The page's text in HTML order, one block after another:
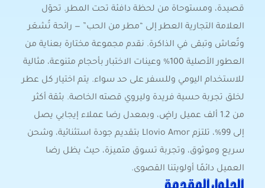
قصيدة، ومستوحاة من لحظة دافئة تحت المطر. تحوّل
العلامة التجارية العطر إلى “مطر من الحب” — رائحة تُشعَر
وتُعاش وتبقى في الذاكرة. نقدم مجموعة مختارة بعناية من
العطور الأصلية 100% وعينات الاختبار بأحجام متنوعة، مثالية
للاستخدام اليومي وللسفر على حد سواء. يتم اختيار كل عطر
لخلق تجربة حسية فريدة وليروي قصته الخاصة. بثقة أكثر
من 1.2 ألف عميل راضٍ، وبمعدل رضا عملاء إيجابي يصل
إلى 99%، تلتزم Llovio Amor بتقديم جودة استثنائية، وشحن
سريع وموثوق، وتجربة تسوق متميزة، حيث يظل رضا
العميل دائمًا أولويتنا القصوى.